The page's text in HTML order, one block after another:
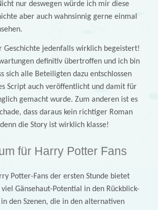
nur deswegen würde ich mir diese
aber auch wahnsinnig gerne einmal
Geschichte jedenfalls wirklich begeistert!
definitiv übertroffen und ich bin
sich alle Beteiligten dazu entschlossen
Script auch veröffentlicht und damit für
gemacht wurde. Zum anderen ist es
dass daraus kein richtiger Roman
die Story ist wirklich klasse!
für Harry Potter Fans
Potter-Fans der ersten Stunde bietet
Gänsehaut-Potential in den Rückblick-
in den Szenen, die in den alternativen